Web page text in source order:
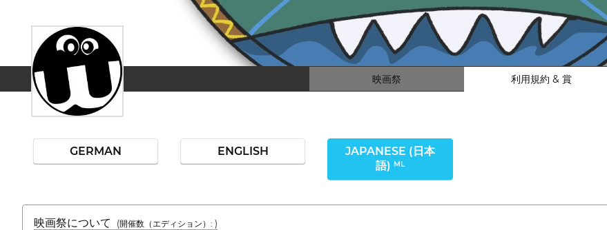
映画祭 利用規約 & 賞
GERMAN ENGLISH
JAPANESE (日本
語) ML
映画祭について (開催数（エディション）: )